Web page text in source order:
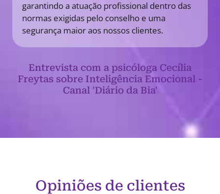
garantindo a atuação profissional dentro das
normas exigidas pelo conselho e uma
segurança maior aos nossos clientes.
Entrevista com a psicóloga Cecília
Freytas sobre Inteligência Emocional -
Canal 'Diário da Bia'
Opiniões de clientes